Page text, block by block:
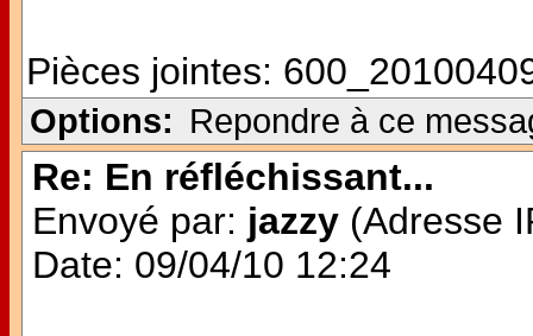
Pièces jointes:
Options: Repondre à ce
Re: En réfléchissant...
Envoyé par: jazzy (Adresse
Date: 09/04/10 12:24